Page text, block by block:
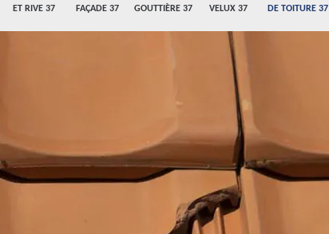
ET RIVE 37
FAÇADE 37
GOUTTIÈRE 37
VELUX 37
DE TOITURE 37